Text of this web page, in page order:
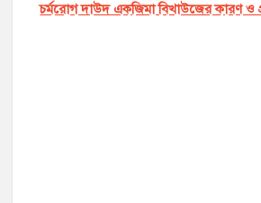
চর্মরোগ দাউদ একজিমা বিখাউজের কারণ ও